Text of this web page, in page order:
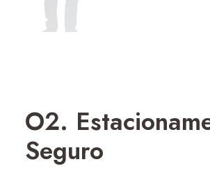
O2.
Seguro